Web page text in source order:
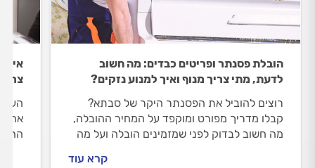
הובלת פסנתר ופריטים כבדים: מה חשוב
לדעת, מתי צריך מנוף ואיך למנוע נזקים?
רוצים להוביל את הפסנתר היקר של סבתא?
קבלו מדריך מפורט ומוקפד על המחיר ההובלה,
מה חשוב לבדוק לפני שמזמינים הובלה ועל מה
קרא עוד
איך
אחת